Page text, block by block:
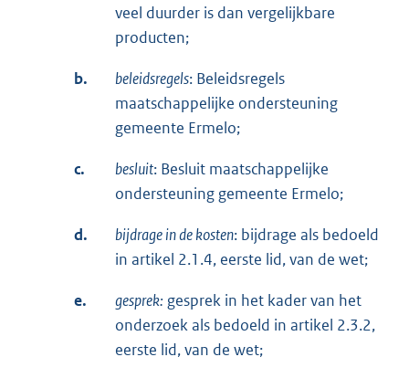
veel duurder is dan vergelijkbare
producten;
b. beleidsregels: Beleidsregels
maatschappelijke ondersteuning
gemeente Ermelo;
c. besluit: Besluit maatschappelijke
ondersteuning gemeente Ermelo;
d. bijdrage in de kosten: bijdrage als bedoeld
in artikel 2.1.4, eerste lid, van de wet;
e. gesprek: gesprek in het kader van het
onderzoek als bedoeld in artikel 2.3.2,
eerste lid, van de wet;